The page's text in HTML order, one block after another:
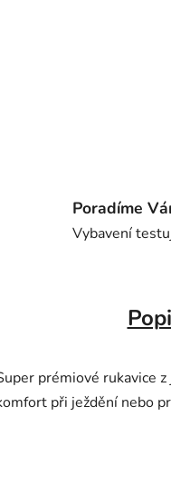
Poradíme
Vybavení
prémiové rukavice
při ježdění nebo